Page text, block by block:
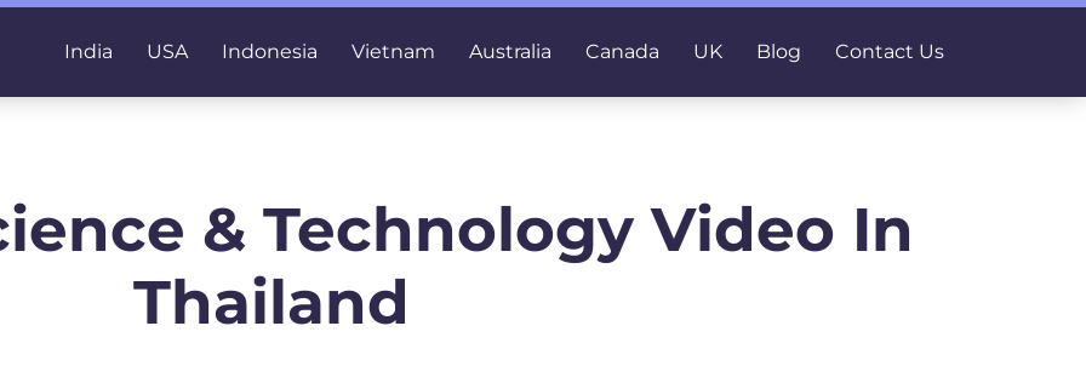
India USA Indonesia Vietnam Australia Canada UK Blog Contact Us
& Technology Video In
Thailand